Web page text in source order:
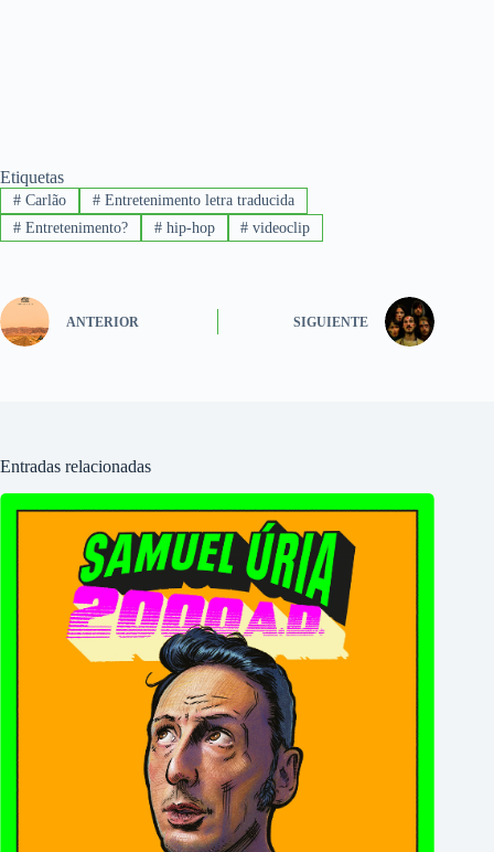
Etiquetas
#Carlão #Entretenimento letra traducida
#Entretenimento? #hip-hop # videoclip
ANTERIOR SIGUIENTE
Entradas relacionadas